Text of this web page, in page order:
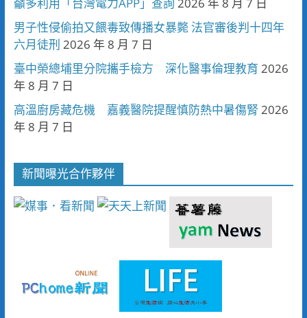
男子性侵偷拍又餵毒致傳播女暴斃 法官審後判十四年
六月徒刑 2026 年 8 月 7 日
臺中榮總埔里分院攜手檢方 深化醫事倫理教育 2026
年 8 月 7 日
高溫廚房藏危機 嘉義醫院提醒慎防熱中暑傷腎 2026
年 8 月 7 日
新聞曝光合作夥伴